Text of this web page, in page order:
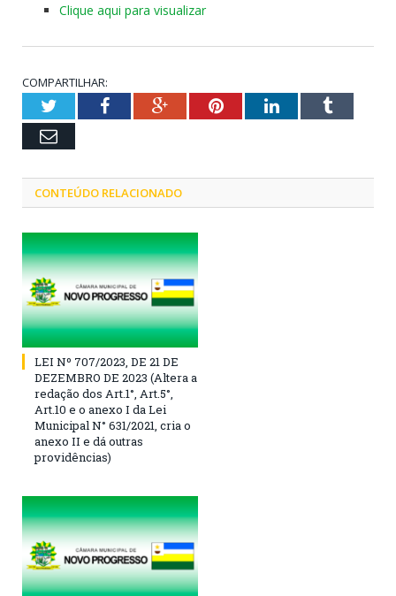
Clique aqui para visualizar
COMPARTILHAR:
TwitterFacebookGoogle+PinterestLinkedInTumblr
Email
CONTEÚDO RELACIONADO
LEI Nº 707/2023, DE 21 DE
DEZEMBRO DE 2023 (Altera a
redação dos Art.1°, Art.5°,
Art.10 e o anexo I da Lei
Municipal N° 631/2021, cria o
anexo II e dá outras
providências)